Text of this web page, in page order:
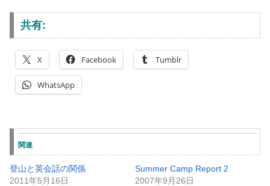
共有:
X Facebook Tumblr
WhatsApp
関連
登山と英会話の関係
2011年5月16日
Summer Camp Report 2
2007年9月26日